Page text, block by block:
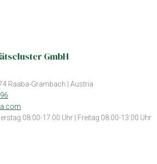
GmbH
Raaba-Grambach | Austria
08:00-17:00 Uhr | Freitag 08:00-13:00 Uhr